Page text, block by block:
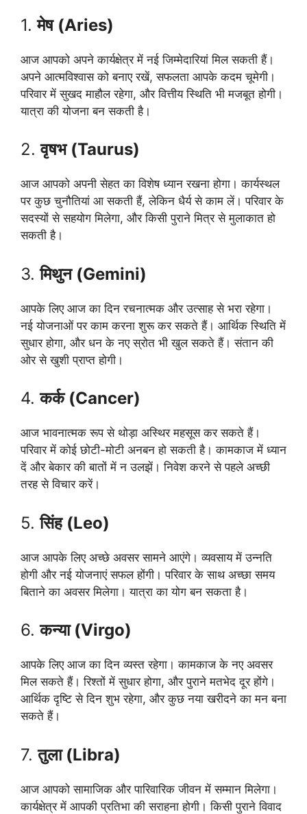
1.मेष (Aries)
आज आपको अपने कार्यक्षेत्र में नई जिम्मेदारियां मिल सकती हैं।
अपने आत्मविश्वास को बनाए रखें, सफलता आपके कदम चूमेगी।
परिवार में सुखद माहौल रहेगा, और वित्तीय स्थिति भी मजबूत होगी।
यात्रा की योजना बन सकती है।
2.वृषभ (Taurus)
आज आपको अपनी सेहत का विशेष ध्यान रखना होगा। कार्यस्थल
पर कुछ चुनौतियां आ सकती हैं, लेकिन धैर्य से काम लें। परिवार के
सदस्यों से सहयोग मिलेगा, और किसी पुराने मित्र से मुलाकात हो
सकती है।
3.मिथुन (Gemini)
आपके लिए आज का दिन रचनात्मक और उत्साह से भरा रहेगा।
नई योजनाओं पर काम करना शुरू कर सकते हैं। आर्थिक स्थिति में
सुधार होगा, और धन के नए स्रोत भी खुल सकते हैं। संतान की
ओर से खुशी प्राप्त होगी।
4.कर्क (Cancer)
आज भावनात्मक रूप से थोड़ा अस्थिर महसूस कर सकते हैं।
परिवार में कोई छोटी-मोटी अनबन हो सकती है। कामकाज में ध्यान
दें और बेकार की बातों में न उलझें। निवेश करने से पहले अच्छी
तरह से विचार करें।
5.सिंह (Leo)
आज आपके लिए अच्छे अवसर सामने आएंगे। व्यवसाय में उन्नति
होगी और नई योजनाएं सफल होंगी। परिवार के साथ अच्छा समय
बिताने का अवसर मिलेगा। यात्रा का योग बन सकता है।
6.कन्या (Virgo)
आपके लिए आज का दिन व्यस्त रहेगा। कामकाज के नए अवसर
मिल सकते हैं। रिश्तों में सुधार होगा, और पुराने मतभेद दूर होंगे।
आर्थिक दृष्टि से दिन शुभ रहेगा, और कुछ नया खरीदने का मन बना
सकते हैं।
7.तुला (Libra)
आज आपको सामाजिक और पारिवारिक जीवन में सम्मान मिलेगा।
कार्यक्षेत्र में आपकी प्रतिभा की सराहना होगी। किसी पुराने विवाद